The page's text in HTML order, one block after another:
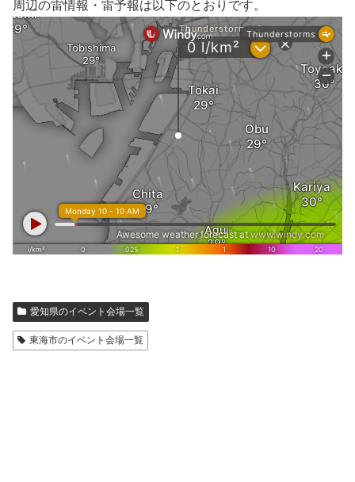
周辺の雷情報・雷予報は以下のとおりです。
愛知県のイベント会場一覧
東海市のイベント会場一覧